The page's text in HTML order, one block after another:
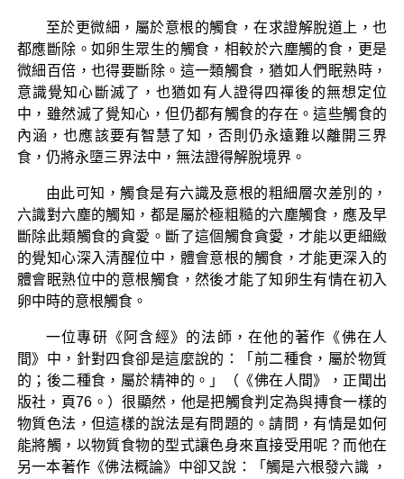
至於更微細，屬於意根的觸食，在求證解脫道上，也
都應斷除。如卵生眾生的觸食，相較於六塵觸的食，更是
微細百倍，也得要斷除。這一類觸食，猶如人們眠熟時，
意識覺知心斷滅了，也猶如有人證得四禪後的無想定位
中，雖然滅了覺知心，但仍都有觸食的存在。這些觸食的
內涵，也應該要有智慧了知，否則仍永遠難以離開三界
食，仍將永墮三界法中，無法證得解脫境界。
由此可知，觸食是有六識及意根的粗細層次差別的，
六識對六塵的觸知，都是屬於極粗糙的六塵觸食，應及早
斷除此類觸食的貪愛。斷了這個觸食貪愛，才能以更細緻
的覺知心深入清醒位中，體會意根的觸食，才能更深入的
體會眠熟位中的意根觸食，然後才能了知卵生有情在初入
卵中時的意根觸食。
一位專研《阿含經》的法師，在他的著作《佛在人
間》中，針對四食卻是這麼說的：「前二種食，屬於物質
的；後二種食，屬於精神的。」（《佛在人間》，正聞出
版社，頁76。）很顯然，他是把觸食判定為與摶食一樣的
物質色法，但這樣的說法是有問題的。請問，有情是如何
能將觸，以物質食物的型式讓色身來直接受用呢？而他在
另一本著作《佛法概論》中卻又說：「觸是六根發六識 ，